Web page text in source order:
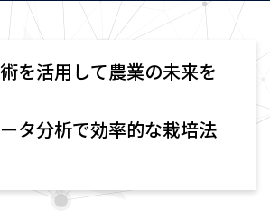
を活用して農業の未来を
タ分析で効率的な栽培法